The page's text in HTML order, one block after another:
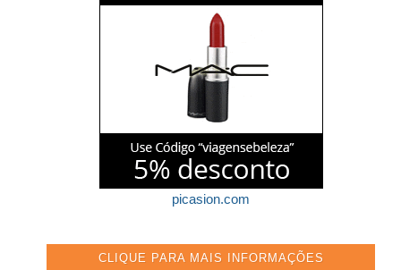
picasion.com
CLIQUE PARA MAIS INFORMAÇÕES